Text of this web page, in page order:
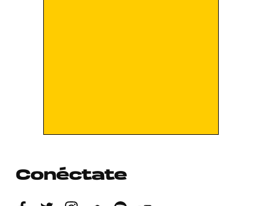
Conéctate